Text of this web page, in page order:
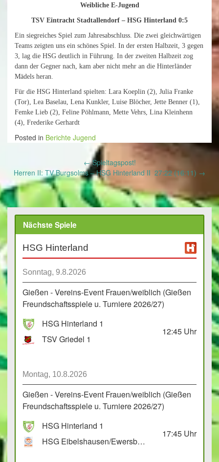
Weibliche E-Jugend
TSV Eintracht Stadtallendorf – HSG Hinterland 0:5
Ein siegreiches Spiel zum Jahresabschluss. Die zwei gleichwärtigen
Teams zeigten uns ein schönes Spiel. In der ersten Halbzeit, 3 gegen
3, lag die HSG deutlich in Führung. In der zweiten Halbzeit zog
dann der Gegner nach, kam aber nicht mehr an die Hinterländer
Mädels heran.
Für die HSG Hinterland spielten: Lara Koeplin (2), Julia Franke
(Tor), Lea Baselau, Lena Kunkler, Luise Blöcher, Jette Benner (1),
Femke Lieb (2), Feline Pöhlmann, Mette Vehrs, Lina Kleinhenn
(4), Frederike Gerhardt
Posted in Berichte Jugend
navigation
←Spieltagspost!
Herren II: TV Burgsolms – HSG Hinterland II 27:22 (16:11) →
Nächste Spiele
HSG Hinterland
Sonntag, 9.8.2026
Gießen - Vereins-Event Frauen/weiblich (Gießen
Freundschaftsspiele u. Turniere 2026/27)
HSG Hinterland 1
TSV Griedel 1
12:45 Uhr
Montag, 10.8.2026
Gießen - Vereins-Event Frauen/weiblich (Gießen
Freundschaftsspiele u. Turniere 2026/27)
HSG Hinterland 1
HSG Eibelshausen/Ewersbach GbR 2
17:45 Uhr